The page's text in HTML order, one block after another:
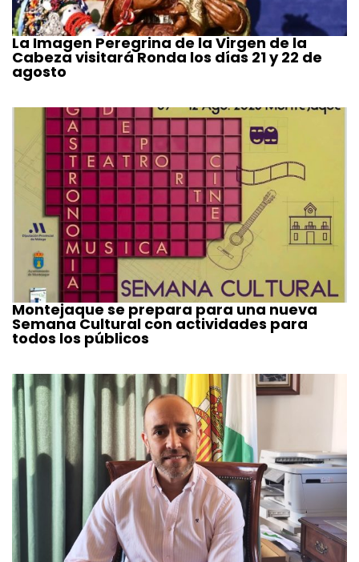
La Imagen Peregrina de la Virgen de la
Cabeza visitará Ronda los días 21 y 22 de
agosto
Montejaque se prepara para una nueva
Semana Cultural con actividades para
todos los públicos